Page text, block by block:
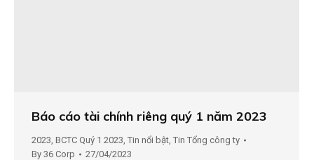
Báo cáo tài chính riêng quý 1 năm 2023
2023 BCTC Quý 1 2023 Tin nổi bật Tin Tổng công ty
By 36 Corp 27/04/2023